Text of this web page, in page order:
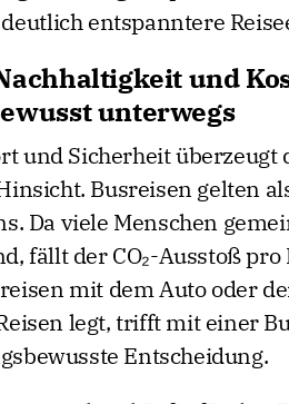
entspanntere
und
unterwegs
und Sicherheit überzeugt
Busreisen gelten
Da viele Menschen
fällt der CO₂-Ausstoß
mit dem Auto oder
legt, trifft mit einer
Entscheidung.